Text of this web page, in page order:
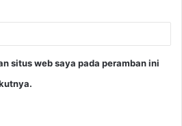
situs web saya pada peramban ini